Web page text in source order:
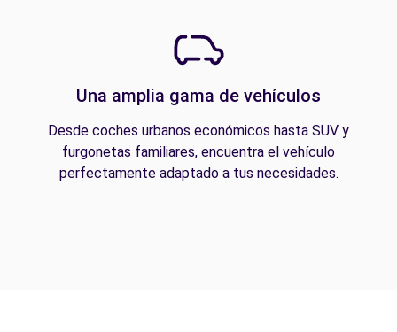
Una amplia gama de vehículos
Desde coches urbanos económicos hasta SUV y
furgonetas familiares, encuentra el vehículo
perfectamente adaptado a tus necesidades.